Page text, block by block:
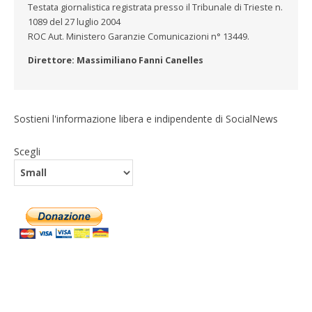
Testata giornalistica registrata presso il Tribunale di Trieste n.
1089 del 27 luglio 2004
ROC Aut. Ministero Garanzie Comunicazioni n° 13449.
Direttore: Massimiliano Fanni Canelles
Sostieni l'informazione libera e indipendente di SocialNews
Scegli